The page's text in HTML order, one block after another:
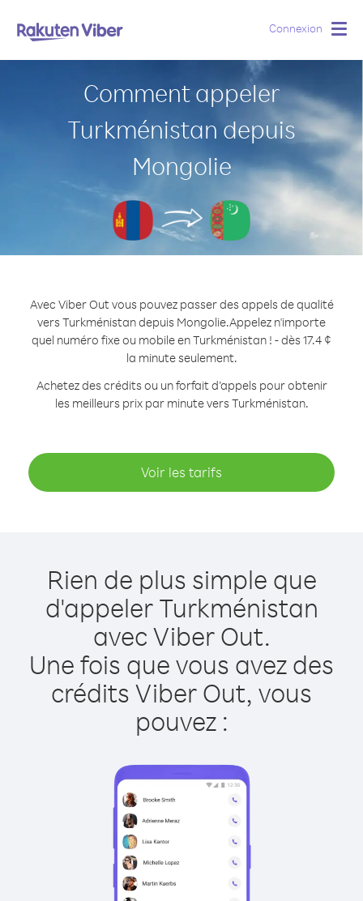
Connexion
Comment appeler
Turkménistan depuis
Mongolie
Avec Viber Out vous pouvez passer des appels de qualité
vers Turkménistan depuis Mongolie.Appelez n'importe
quel numéro fixe ou mobile en Turkménistan ! - dès 17.4 ¢
la minute seulement.
Achetez des crédits ou un forfait d’appels pour obtenir
les meilleurs prix par minute vers Turkménistan.
Voir les tarifs
Rien de plus simple que
d'appeler Turkménistan
avec Viber Out.
Une fois que vous avez des
crédits Viber Out, vous
pouvez :